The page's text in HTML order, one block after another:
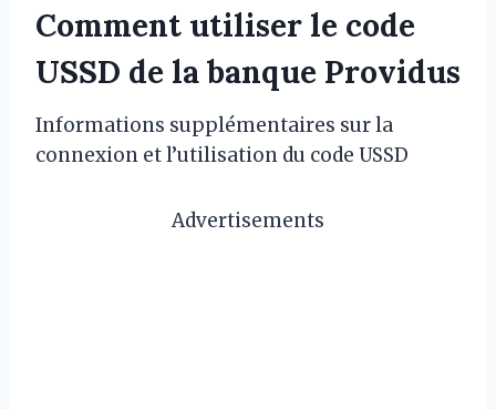
Comment utiliser le code
USSD de la banque Providus
Informations supplémentaires sur la
connexion et l’utilisation du code USSD
Advertisements